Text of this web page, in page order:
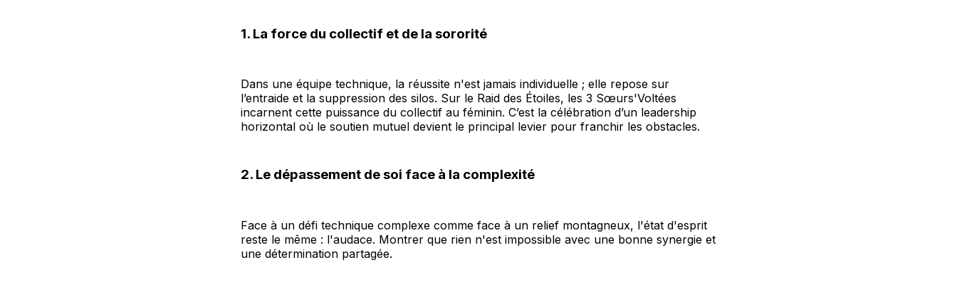
1. La force du collectif et de la sororité
Dans une équipe technique, la réussite n'est jamais individuelle ; elle repose sur
l’entraide et la suppression des silos. Sur le Raid des Étoiles, les 3 Sœurs'Voltées
incarnent cette puissance du collectif au féminin. C’est la célébration d’un leadership
horizontal où le soutien mutuel devient le principal levier pour franchir les obstacles.
2. Le dépassement de soi face à la complexité
Face à un défi technique complexe comme face à un relief montagneux, l'état d'esprit
reste le même : l'audace. Montrer que rien n'est impossible avec une bonne synergie et
une détermination partagée.